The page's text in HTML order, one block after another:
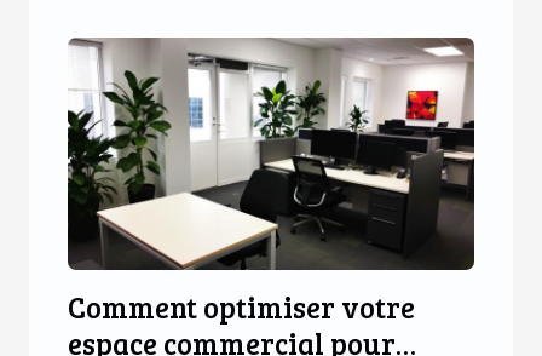
Comment optimiser votre
espace commercial pour